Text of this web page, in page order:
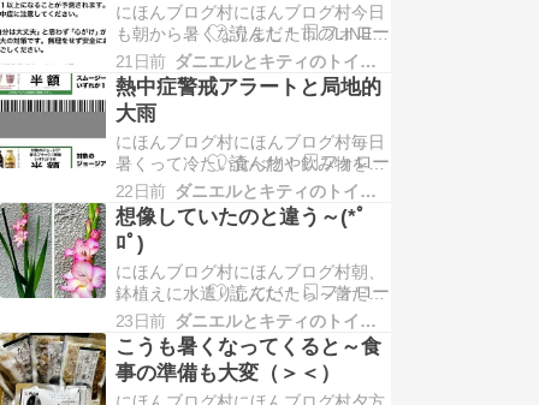
等スーツケース、2等ぬいぐるみ、3
等トート...
にほんブログ村にほんブログ村今日
も朝から暑くなりました市のLINEで
は・・・発信している「課」は違い
ますが昨日同様、熱中症についての
注意喚起です。暑さを避けてこまめ
な水分・塩分補給、エアコンの適切
な使...
21日前 ダニエルとキティのトイマンブログ
熱中症警戒アラートと局地的
大雨
にほんブログ村にほんブログ村毎日
暑くって冷たい食べ物や飲み物を口
にする事が多くなりましたコンビニ
のクーポンもフル活用しています自
宅も事務所も、常時居る室内は冷房
入れて涼しくなっていますが一歩で
ると...
22日前 ダニエルとキティのトイマンブログ
想像していたのと違う～(*ﾟ
ﾛﾟ)
にほんブログ村にほんブログ村朝、
鉢植えに水遣りしていたら～蕾だっ
た「グラジオラス」が開花していま
したオレンジ色に見えていた蕾でし
たがピンクの縁取りになっている白
っぽい花でした想像していたのとは
23日前 ダニエルとキティのトイマンブログ
こうも暑くなってくると～食
事の準備も大変（＞＜）